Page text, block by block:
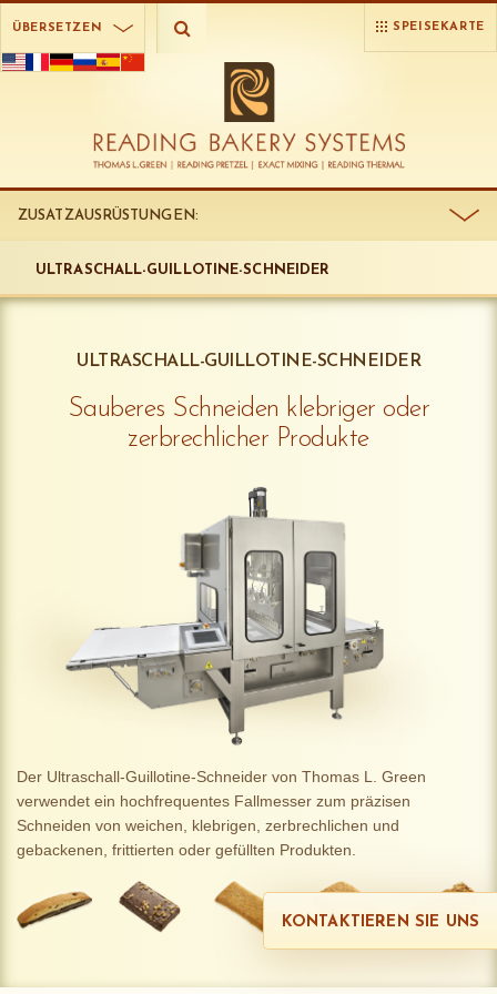
ÜBERSETZEN SPEISEKARTE
ZUSATZAUSRÜSTUNGEN:
ULTRASCHALL-GUILLOTINE-SCHNEIDER
ULTRASCHALL-GUILLOTINE-SCHNEIDER
Sauberes Schneiden klebriger oder
zerbrechlicher Produkte
Der Ultraschall-Guillotine-Schneider von Thomas L. Green
verwendet ein hochfrequentes Fallmesser zum präzisen
Schneiden von weichen, klebrigen, zerbrechlichen und
gebackenen, frittierten oder gefüllten Produkten.
KONTAKTIEREN SIE UNS